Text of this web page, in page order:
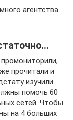
агентства
прочитали и
изучили
помочь 60
сетей. Чтобы
на 4 больших